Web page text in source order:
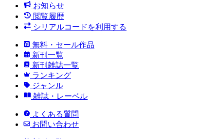
お知らせ
閲覧履歴
シリアルコードを利用する
無料・セール作品
新刊一覧
新刊雑誌一覧
ランキング
ジャンル
雑誌・レーベル
よくある質問
お問い合わせ